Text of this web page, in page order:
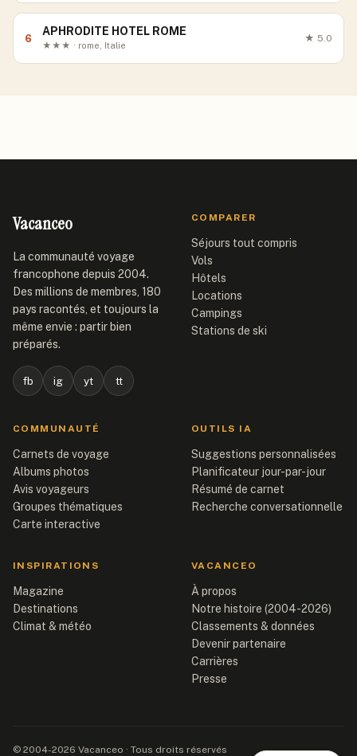
6
APHRODITE HOTEL ROME
★★★ · rome, Italie
★ 5.0
Vacanceo
La communauté voyage
francophone depuis 2004.
Des millions de membres, 180
pays racontés, et toujours la
même envie : partir bien
préparés.
fb ig yt tt
COMPARER
Séjours tout compris
Vols
Hôtels
Locations
Campings
Stations de ski
COMMUNAUTÉ
Carnets de voyage
Albums photos
Avis voyageurs
Groupes thématiques
Carte interactive
OUTILS IA
Suggestions personnalisées
Planificateur jour-par-jour
Résumé de carnet
Recherche conversationnelle
INSPIRATIONS
Magazine
Destinations
Climat & météo
VACANCEO
À propos
Notre histoire (2004-2026)
Classements & données
Devenir partenaire
Carrières
Presse
© 2004-2026 Vacanceo · Tous droits réservés